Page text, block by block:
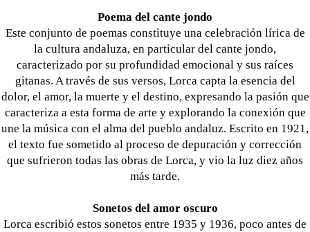
Poema del cante jondo
Este conjunto de poemas constituye una celebración lírica de
la cultura andaluza, en particular del cante jondo,
caracterizado por su profundidad emocional y sus raíces
gitanas. A través de sus versos, Lorca capta la esencia del
dolor, el amor, la muerte y el destino, expresando la pasión que
caracteriza a esta forma de arte y explorando la conexión que
une la música con el alma del pueblo andaluz. Escrito en 1921,
el texto fue sometido al proceso de depuración y corrección
que sufrieron todas las obras de Lorca, y vio la luz diez años
más tarde.
Sonetos del amor oscuro
Lorca escribió estos sonetos entre 1935 y 1936, poco antes de